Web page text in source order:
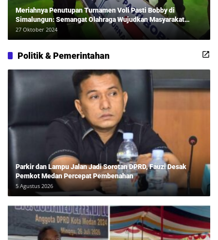
Meriahnya Penutupan Turnamen Voli Pasti Bobby di
Simalungun: Semangat Olahraga Wujudkan Masyarakat
Sehat Bersama Erwan Rozadi dan Ribuan Penonton!
27 Oktober 2024
Politik & Pemerintahan
Parkir dan Lampu Jalan Jadi Sorotan DPRD, Fauzi Desak
Pemkot Medan Percepat Pembenahan
5 Agustus 2026